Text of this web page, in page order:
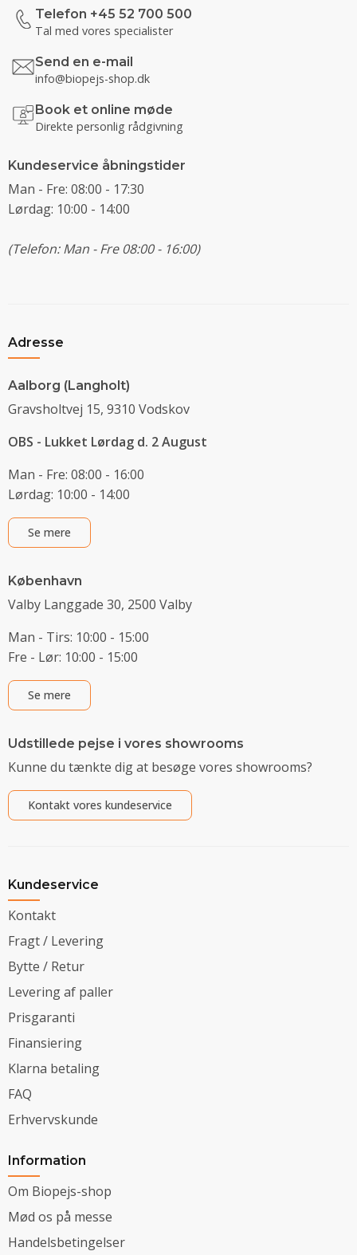
Telefon +45 52 700 500
Tal med vores specialister
Send en e-mail
info@biopejs-shop.dk
Book et online møde
Direkte personlig rådgivning
Kundeservice åbningstider
Man - Fre: 08:00 - 17:30
Lørdag: 10:00 - 14:00
(Telefon: Man - Fre 08:00 - 16:00)
Adresse
Aalborg (Langholt)
Gravsholtvej 15, 9310 Vodskov
OBS - Lukket Lørdag d. 2 August
Man - Fre: 08:00 - 16:00
Lørdag: 10:00 - 14:00
Se mere
København
Valby Langgade 30, 2500 Valby
Man - Tirs: 10:00 - 15:00
Fre - Lør: 10:00 - 15:00
Se mere
Udstillede pejse i vores showrooms
Kunne du tænkte dig at besøge vores showrooms?
Kontakt vores kundeservice
Kundeservice
Kontakt
Fragt / Levering
Bytte / Retur
Levering af paller
Prisgaranti
Finansiering
Klarna betaling
FAQ
Erhvervskunde
Information
Om Biopejs-shop
Mød os på messe
Handelsbetingelser